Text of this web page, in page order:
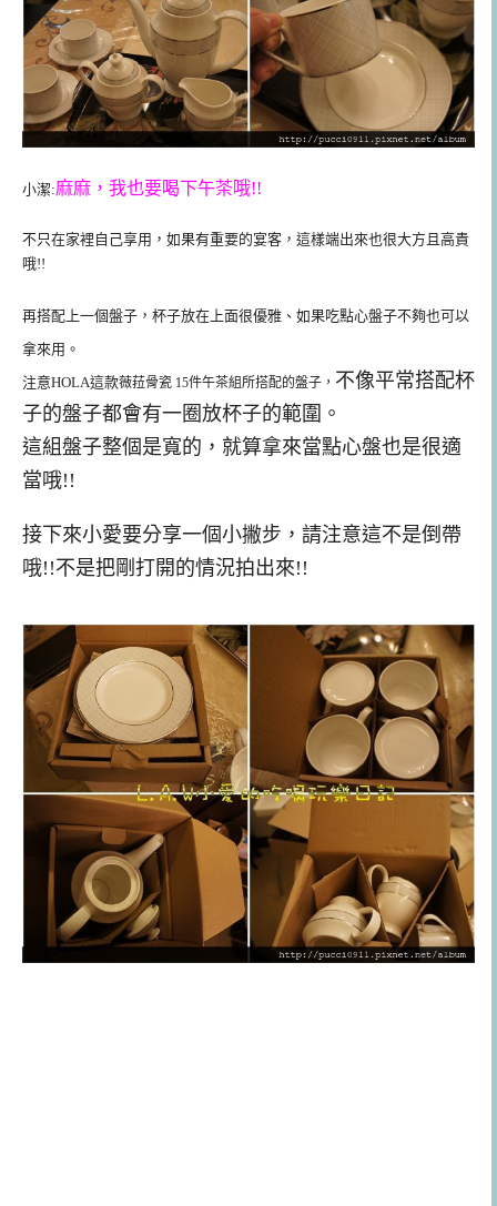
小潔:麻麻，我也要喝下午茶哦!!
不只在家裡自己享用，如果有重要的宴客，這樣端出來也很大方且高貴
哦!!
再搭配上一個盤子，杯子放在上面很優雅、如果吃點心盤子不夠也可以
拿來用。
注意HOLA這款薇菈骨瓷 15件午茶組所搭配的盤子， 不像平常搭配杯
子的盤子都會有一圈放杯子的範圍。
這組盤子整個是寬的，就算拿來當點心盤也是很適
當哦!!
接下來小愛要分享一個小撇步，請注意這不是倒帶
哦!!不是把剛打開的情況拍出來!!